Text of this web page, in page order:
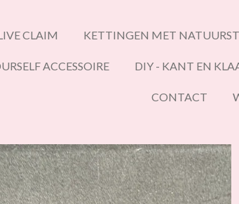
CLAIM KETTINGEN MET
ACCESSOIRE DIY - KANT EN
CONTACT